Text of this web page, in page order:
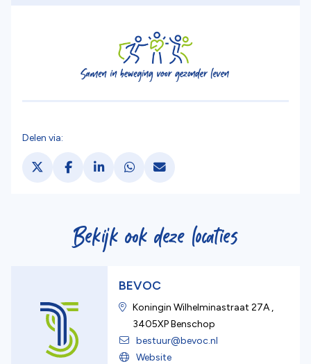
Delen via:
Deel via X. opent in een nieuw tabblad
Deel via Facebook. opent in een nieuw
Deel via LinkedIn. opent in een nieuw
Deel via WhatsApp. opent in
Deel via Mail. opent in een
Bekijk ook deze locaties
BEVOC
Koningin Wilhelminastraat 27A ,
3405XPBenschop
bestuur@bevoc.nl
Website